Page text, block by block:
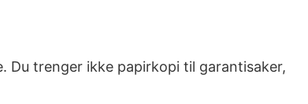
trenger ikke papirkopi til garantisaker,